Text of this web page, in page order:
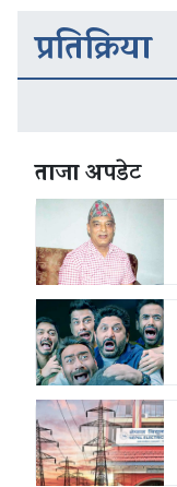
प्रतिक्रिया
ताजा अपडेट